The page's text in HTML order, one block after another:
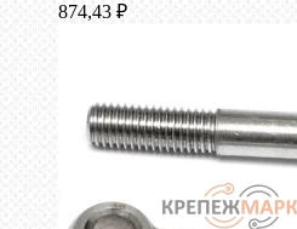
874,43 ₽